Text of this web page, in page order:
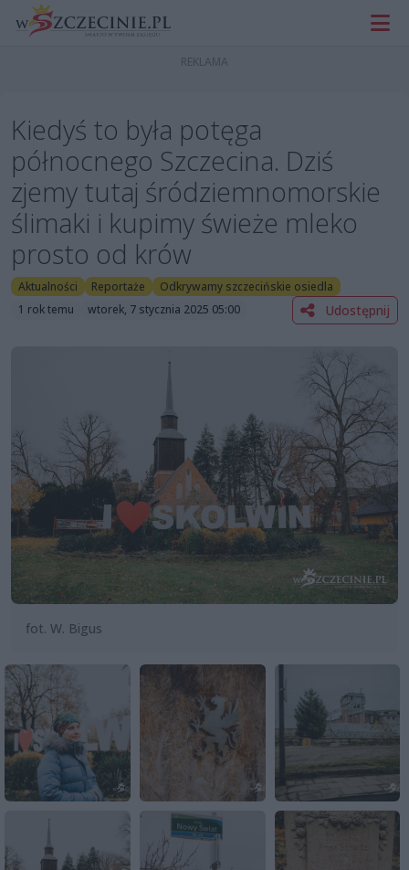
Kiedyś to była potęga
północnego Szczecina. Dziś
zjemy tutaj śródziemnomorskie
ślimaki i kupimy świeże mleko
prosto od krów
Aktualności Reportaże
Odkrywamy szczecińskie osiedla
1 rok temu
wtorek, 7 stycznia 2025 05:00 Udostępnij
fot. W. Bigus